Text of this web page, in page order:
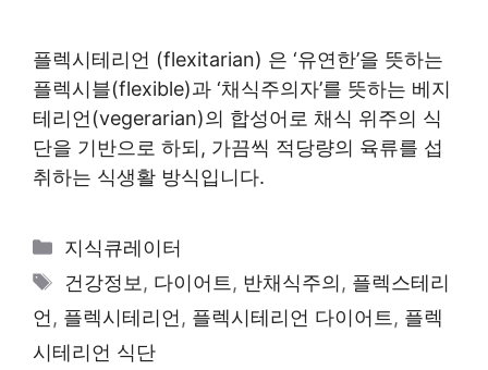
플렉시테리언 (flexitarian) 은 ‘유연한’을 뜻하는
플렉시블(flexible)과 ‘채식주의자’를 뜻하는 베지
테리언(vegerarian)의 합성어로 채식 위주의 식
단을 기반으로 하되, 가끔씩 적당량의 육류를 섭
취하는 식생활 방식입니다.
카
테
리
지식큐레이터
태
그
건강정보 , 다이어트 , 반채식주의 , 플렉스테리
언 , 플렉시테리언 , 플렉시테리언 다이어트 , 플렉
시테리언 식단